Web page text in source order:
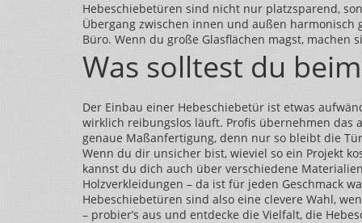
Hebeschiebetüren sind nicht nur platzsparend,
Übergang zwischen innen und außen
Büro. Wenn du große Glasflächen magst,
Was solltest du
Der Einbau einer Hebeschiebetür ist etwas
wirklich reibungslos läuft. Profis übernehmen das
genaue Maßanfertigung, denn nur so bleibt die
Wenn du dir unsicher bist, wieviel so ein Projekt
kannst du dich auch über verschiedene
Holzverkleidungen – da ist für jeden Geschmack
Hebeschiebetüren sind also eine clevere Wahl,
– probier’s aus und entdecke die Vielfalt, die